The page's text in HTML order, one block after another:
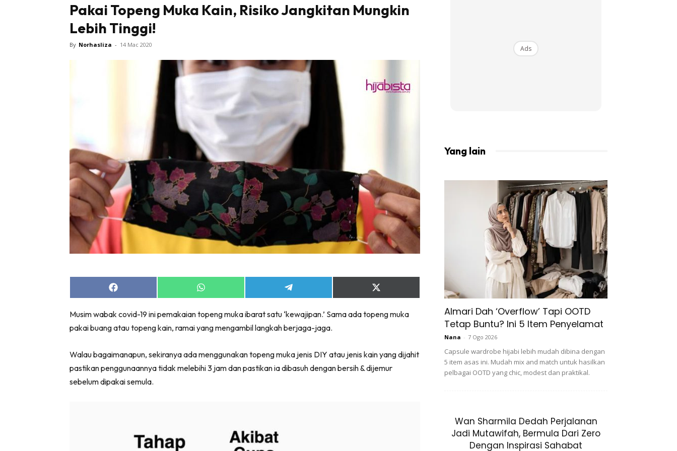
KLIK DI SEENI
Pakai Topeng Muka Kain, Risiko Jangkitan Mungkin
Lebih Tinggi!
By Norhasliza - 14 Mac 2020
Share
on
Share
on
Share
on
Share
on
(Twitter)
Musim wabak covid-19 ini pemakaian topeng muka ibarat satu ‘kewajipan.’ Sama ada topeng muka
pakai buang atau topeng kain, ramai yang mengambil langkah berjaga-jaga.
Walau bagaimanapun, sekiranya ada menggunakan topeng muka jenis DIY atau jenis kain yang dijahit
pastikan penggunaannya tidak melebihi 3 jam dan pastikan ia dibasuh dengan bersih & dijemur
sebelum dipakai semula.
Ads
Yang lain
Almari Dah ‘Overflow’ Tapi OOTD
Tetap Buntu? Ini 5 Item Penyelamat
Nana - 7 Ogo 2026
Capsule wardrobe hijabi lebih mudah dibina dengan
5 item asas ini. Mudah mix and match untuk hasilkan
pelbagai OOTD yang chic, modest dan praktikal.
Wan Sharmila Dedah Perjalanan
Jadi Mutawifah, Bermula Dari Zero
Dengan Inspirasi Sahabat